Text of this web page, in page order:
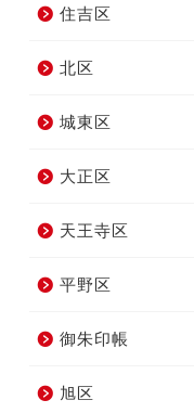
住吉区
北区
城東区
大正区
天王寺区
平野区
御朱印帳
旭区